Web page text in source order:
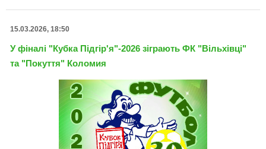
15.03.2026, 18:50
У фіналі "Кубка Підгір'я"-2026 зіграють ФК "Вільхівці"
та "Покуття" Коломия